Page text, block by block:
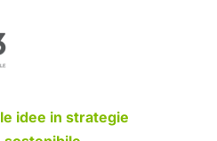
idee in strategie